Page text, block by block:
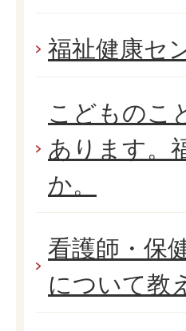
福祉健康セ
こどものこ
あります。
か。
看護師・保
について教